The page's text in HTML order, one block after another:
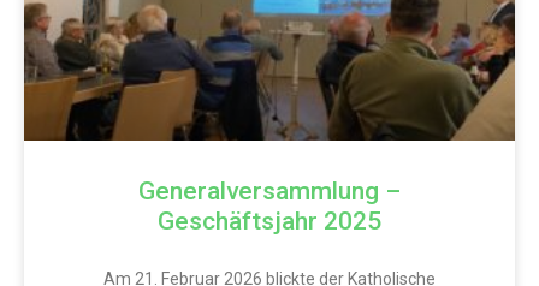
Generalversammlung –
Geschäftsjahr 2025
Am 21. Februar 2026 blickte der Katholische